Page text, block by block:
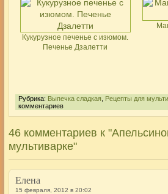
Кукурузное печенье с изюмом.
Печенье Дзалетти
Рубрика: Выпечка сладкая, Рецепты для
комментариев
46 комментариев к
мультиварке"
Елена
15 февраля, 2012 в 20:02